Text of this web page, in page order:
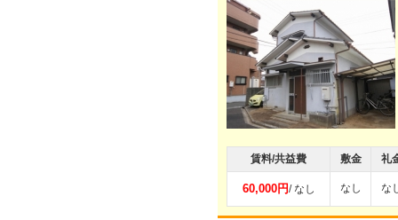
賃料/共益費 敷金 礼
60,000円/ なし なし な